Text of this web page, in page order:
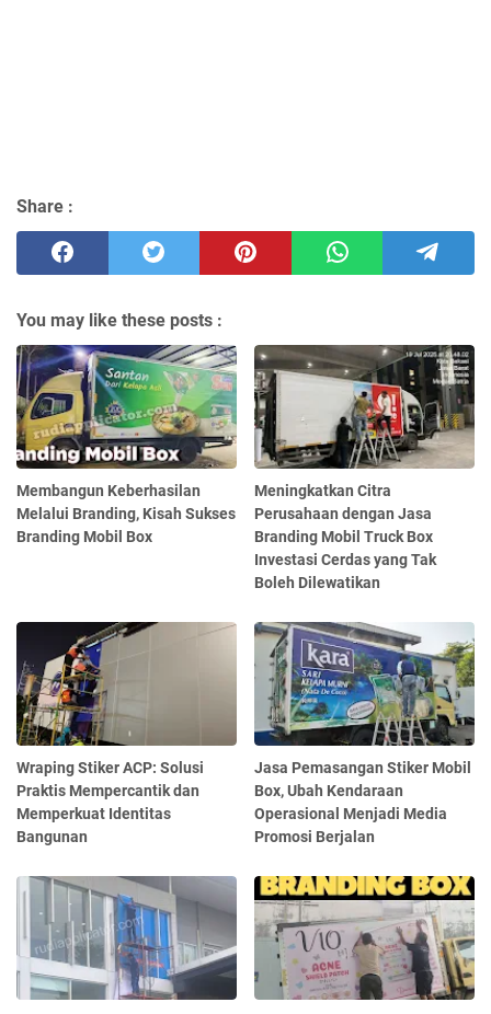
Share :
You may like these posts :
Membangun Keberhasilan
Melalui Branding, Kisah Sukses
Branding Mobil Box
Meningkatkan Citra
Perusahaan dengan Jasa
Branding Mobil Truck Box
Investasi Cerdas yang Tak
Boleh Dilewatikan
Wraping Stiker ACP: Solusi
Praktis Mempercantik dan
Memperkuat Identitas
Bangunan
Jasa Pemasangan Stiker Mobil
Box, Ubah Kendaraan
Operasional Menjadi Media
Promosi Berjalan